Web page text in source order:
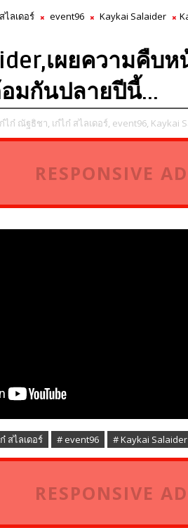
ไลเดอร์ event96 Kaykai Salaider
เผยความคืบ
มกันปลายปีนี้...
ก๋ไก๋ ณัฐธิชา, เก๋ไก๋ สไลเดอร์, event96, Kaykai
RESPONSIVE
สไลเดอร์ # event96 # Kaykai Salaider
RESPONSIVE